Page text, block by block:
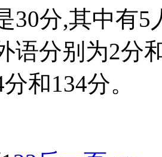
30分,其中有
语分别为2分
和134分。